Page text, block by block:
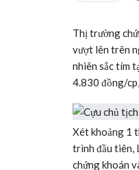
Thị trường
vượt lên trên
nhiên sắc tím
4.830 đồng/